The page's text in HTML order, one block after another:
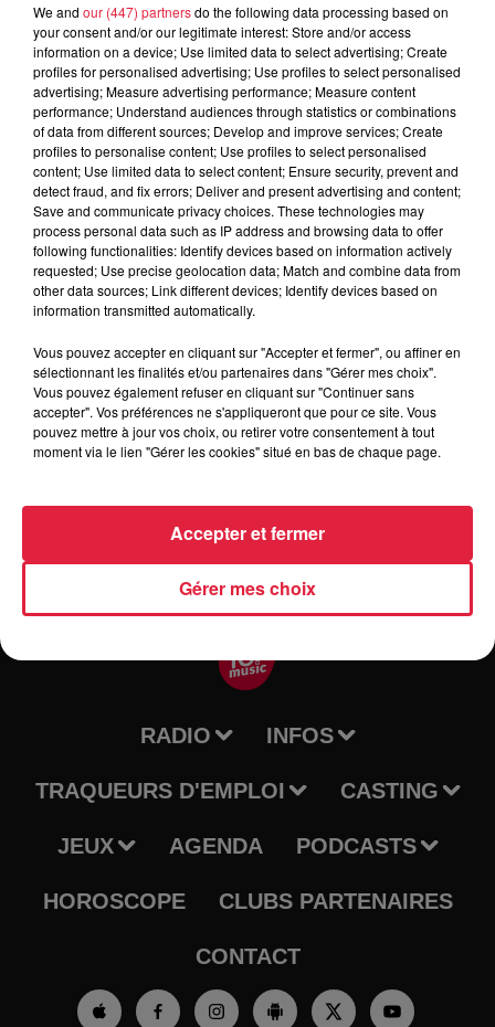
Ajouter à votre calendrier
Date
du13 juillet 2018 à 0h00
au13 juillet 2018 à 0h00
Lieu
Parking de la Manufacture, rue Henry
Wilhelm - COLMAR (68)
Organisateur http://www.colmar.fr/nuit-multicolore
Tarif Gratuit
RADIO INFOS
TRAQUEURS D'EMPLOI CASTING
JEUX AGENDA PODCASTS
HOROSCOPE CLUBS PARTENAIRES
CONTACT
We and our (447) partnersdo the following data processing based on
your consent and/or our legitimate interest: Store and/or access
information on a device; Use limited data to select advertising; Create
profiles for personalised advertising; Use profiles to select personalised
advertising; Measure advertising performance; Measure content
performance; Understand audiences through statistics or combinations
of data from different sources; Develop and improve services; Create
profiles to personalise content; Use profiles to select personalised
content; Use limited data to select content; Ensure security, prevent and
detect fraud, and fix errors; Deliver and present advertising and content;
Save and communicate privacy choices. These technologies may
process personal data such as IP address and browsing data to offer
following functionalities: Identify devices based on information actively
requested; Use precise geolocation data; Match and combine data from
other data sources; Link different devices; Identify devices based on
information transmitted automatically.
Vous pouvez accepter en cliquant sur "Accepter et fermer", ou affiner en
sélectionnant les finalités et/ou partenaires dans "Gérer mes choix".
Vous pouvez également refuser en cliquant sur "Continuer sans
accepter". Vos préférences ne s'appliqueront que pour ce site. Vous
pouvez mettre à jour vos choix, ou retirer votre consentement à tout
moment via le lien "Gérer les cookies" situé en bas de chaque page.
Gérer mes choix
Accepter et fermer